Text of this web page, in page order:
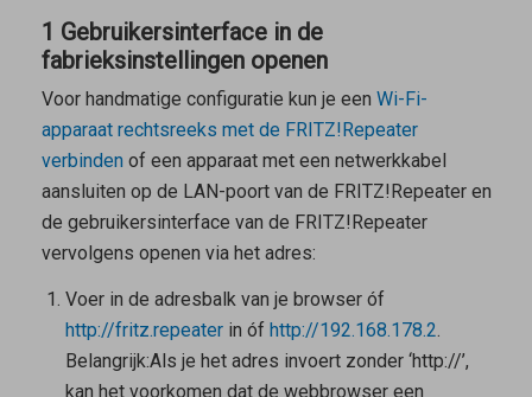
1 Gebruikersinterface in de
fabrieksinstellingen openen
Voor handmatige configuratie kun je een Wi-Fi-
apparaat rechtsreeks met de FRITZ!Repeater
verbinden of een apparaat met een netwerkkabel
aansluiten op de LAN-poort van de FRITZ!Repeater en
de gebruikersinterface van de FRITZ!Repeater
vervolgens openen via het adres:
Voer in de adresbalk van je browser óf
http://fritz.repeaterin óf http://192.168.178.2.
Belangrijk:Als je het adres invoert zonder ‘http://’,
kan het voorkomen dat de webbrowser een